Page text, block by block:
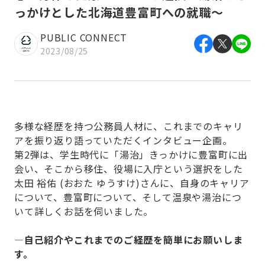
っかけとした北海道豊富町への就職～
PUBLIC CONNECT
2023/08/25
多様な経歴を持つ公務員人材に、これまでのキャリ
アを振り返り語っていただくインタビュー企画。
第2弾は、学生時代に「湯治」きっかけに豊富町に出
会い、そこから移住、役場に入庁という選択をした
太田 裕佑 (おおた ゆうすけ)さんに、自身のキャリア
について、豊富町について、そして温泉や湯治につ
いて詳しくお話を伺いました。
—自己紹介やこれまでのご経歴を簡単にお願いしま
す。